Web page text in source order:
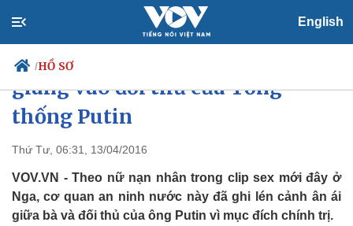
English
/HỒ SƠ
Chính trị
Tổ chức nhân sự
Quốc hội
Nhận diện sự thật
Dự báo thời tiết
Giáo dục
Dấu ấn VOV
Bí mật vụ clip sex - Đòn mạnh
giáng vào đối thủ của Tổng
thống Putin
Thứ Tư, 06:31, 13/04/2016
VOV.VN - Theo nữ nạn nhân trong clip sex mới đây ở
Nga, cơ quan an ninh nước này đã ghi lén cảnh ân ái
giữa bà và đối thủ của ông Putin vì mục đích chính trị.